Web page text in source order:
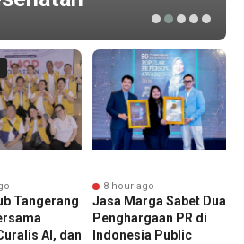
Tangerang
AI, dan
8 hour ago
Jasa Marga Sabet Dua
Penghargaan PR di
Indonesia Public